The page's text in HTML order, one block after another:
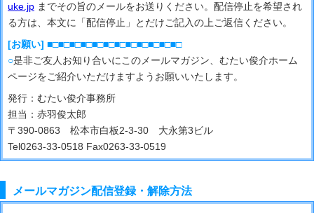
uke.jp までその旨のメールをお送りください。配信停止を希望され
る方は、本文に「配信停止」とだけご記入の上ご返信ください。
[お願い] ■□■□■□■□■□■□■□■□■□■□■□■□
○是非ご友人お知り合いにこのメールマガジン、むたい俊介ホーム
ページをご紹介いただけますようお願いいたします。
発行：むたい俊介事務所
担当：赤羽俊太郎
〒390-0863 松本市白板2-3-30 大永第3ビル
Tel0263-33-0518 Fax0263-33-0519
メールマガジン配信登録・解除方法